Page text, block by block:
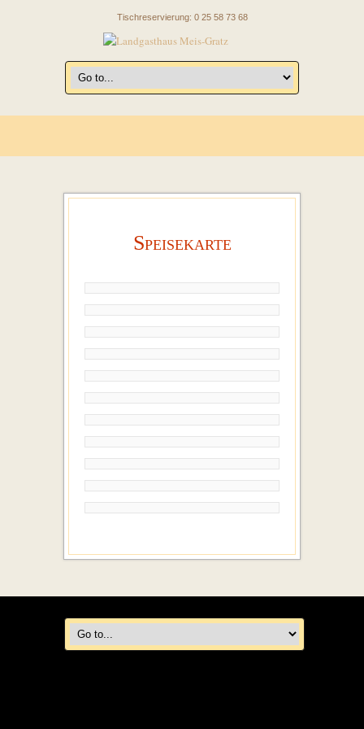
Tischreservierung: 0 25 58 73 68
Speisekarte